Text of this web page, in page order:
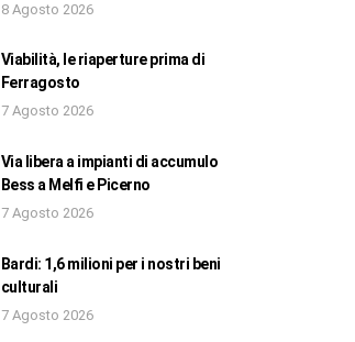
8 Agosto 2026
Viabilità, le riaperture prima di
Ferragosto
7 Agosto 2026
Via libera a impianti di accumulo
Bess a Melfi e Picerno
7 Agosto 2026
Bardi: 1,6 milioni per i nostri beni
culturali
7 Agosto 2026